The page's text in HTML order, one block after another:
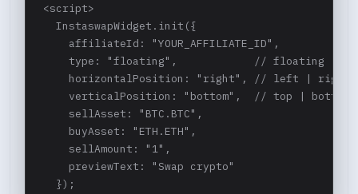
<script>
  InstaswapWidget.init({
    affiliateId: "YOUR_AFFILIATE_ID",
type: "floating",            // floating |
    horizontalPosition: "right", // left | right
    verticalPosition: "bottom",  // top | bottom
    sellAsset: "BTC.BTC",
    buyAsset: "ETH.ETH",
    sellAmount: "1",
    previewText: "Swap crypto"
  });